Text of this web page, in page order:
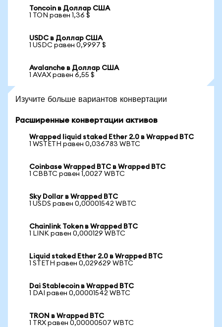
Toncoin в Доллар США
1 TON равен 1,36 $
USDC в Доллар США
1 USDC равен 0,9997 $
Avalanche в Доллар США
1 AVAX равен 6,55 $
Изучите больше вариантов конвертации
Расширенные конвертации активов
Wrapped liquid staked Ether 2.0 в Wrapped BTC
1 WSTETH равен 0,036783 WBTC
Coinbase Wrapped BTC в Wrapped BTC
1 CBBTC равен 1,0027 WBTC
Sky Dollar в Wrapped BTC
1 USDS равен 0,00001542 WBTC
Chainlink Token в Wrapped BTC
1 LINK равен 0,000129 WBTC
Liquid staked Ether 2.0 в Wrapped BTC
1 STETH равен 0,029629 WBTC
Dai Stablecoin в Wrapped BTC
1 DAI равен 0,00001542 WBTC
TRON в Wrapped BTC
1 TRX равен 0,00000507 WBTC